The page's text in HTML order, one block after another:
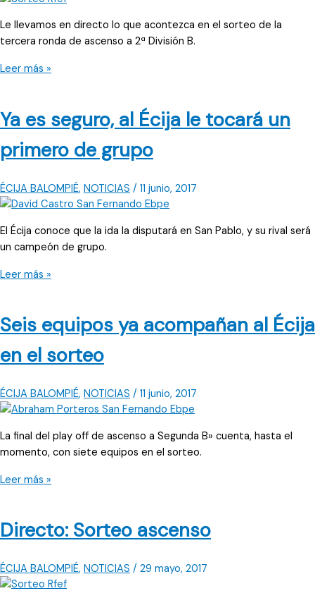
de
piel
Le llevamos en directo lo que acontezca en el sorteo de la
tercera ronda de ascenso a 2ª División B.
Directo:
Leer más »
Ya es seguro, al Écija le tocará un
primero de grupo
ÉCIJA BALOMPIÉ, NOTICIAS / 11 junio, 2017
El Écija conoce que la ida la disputará en San Pablo, y su rival será
un campeón de grupo.
Ya
al
le
un
primero
grupo
Leer más »
Seis equipos ya acompañan al Écija
en el sorteo
ÉCIJA BALOMPIÉ, NOTICIAS / 11 junio, 2017
La final del play off de ascenso a Segunda B» cuenta, hasta el
momento, con siete equipos en el sorteo.
Seis
acompañan
Écija
en
Leer más »
Directo: Sorteo ascenso
ÉCIJA BALOMPIÉ, NOTICIAS / 29 mayo, 2017